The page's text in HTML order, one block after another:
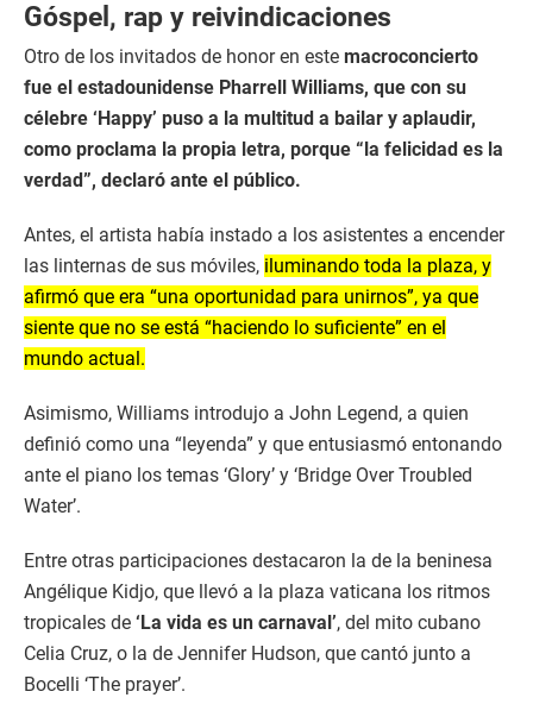
Góspel, rap y reivindicaciones
Otro de los invitados de honor en este macroconcierto
fue el estadounidense Pharrell Williams, que con su
célebre ‘Happy’ puso a la multitud a bailar y aplaudir,
como proclama la propia letra, porque “la felicidad es la
verdad”, declaró ante el público.
Antes, el artista había instado a los asistentes a encender
las linternas de sus móviles, iluminando toda la plaza, y
afirmó que era “una oportunidad para unirnos”, ya que
siente que no se está “haciendo lo suficiente” en el
mundo actual.
Asimismo, Williams introdujo a John Legend, a quien
definió como una “leyenda” y que entusiasmó entonando
ante el piano los temas ‘Glory’ y ‘Bridge Over Troubled
Water’.
Entre otras participaciones destacaron la de la beninesa
Angélique Kidjo, que llevó a la plaza vaticana los ritmos
tropicales de ‘La vida es un carnaval’, del mito cubano
Celia Cruz, o la de Jennifer Hudson, que cantó junto a
Bocelli ‘The prayer’.